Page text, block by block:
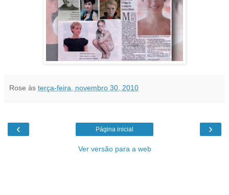
Rose às terça-feira, novembro 30, 2010
‹ ›
Página inicial
Ver versão para a web